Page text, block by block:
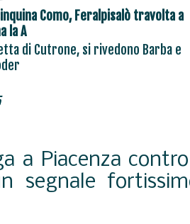
Como, Feralpisalò travolta a
la A
di Cutrone, si rivedono Barba e
a Piacenza
segnale